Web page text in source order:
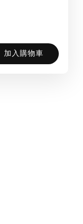
加入購物車